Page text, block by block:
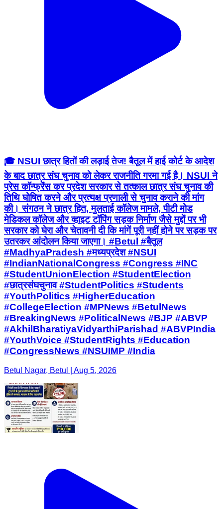
🎓 NSUI छात्र हितों की लड़ाई तेज! बैतूल में हाई कोर्ट के आदेश
के बाद छात्र संघ चुनाव को लेकर राजनीति गरमा गई है। NSUI ने
प्रेस कॉन्फ्रेंस कर प्रदेश सरकार से तत्काल छात्र संघ चुनाव की
तिथि घोषित करने और प्रत्यक्ष प्रणाली से चुनाव कराने की मांग
की। संगठन ने छात्र हित, मुलताई कॉलेज मामले, पीटी मोड
मेडिकल कॉलेज और व्हाइट टॉपिंग सड़क निर्माण जैसे मुद्दों पर भी
सरकार को घेरा और चेतावनी दी कि मांगें पूरी नहीं होने पर सड़क पर
उतरकर आंदोलन किया जाएगा। #Betul #बैतूल
#MadhyaPradesh #मध्यप्रदेश #NSUI
#IndianNationalCongress #Congress #INC
#StudentUnionElection #StudentElection
#छात्रसंघचुनाव #StudentPolitics #Students
#YouthPolitics #HigherEducation
#CollegeElection #MPNews #BetulNews
#BreakingNews #PoliticalNews #BJP #ABVP
#AkhilBharatiyaVidyarthiParishad #ABVPIndia
#YouthVoice #StudentRights #Education
#CongressNews #NSUIMP #India
Betul Nagar, Betul | Aug 5, 2026